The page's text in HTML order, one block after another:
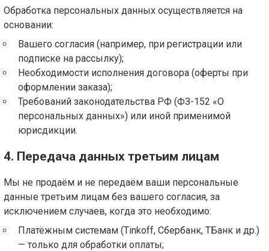
Обработка персональных данных осуществляется на
основании:
Вашего согласия (например, при регистрации или
подписке на рассылку);
Необходимости исполнения договора (оферты при
оформлении заказа);
Требований законодательства РФ (ФЗ-152 «О
персональных данных») или иной применимой
юрисдикции.
4. Передача данных третьим лицам
Мы не продаём и не передаём ваши персональные
данные третьим лицам без вашего согласия, за
исключением случаев, когда это необходимо:
Платёжным системам (Tinkoff, Сбербанк, ТБанк и др.)
— только для обработки оплаты;